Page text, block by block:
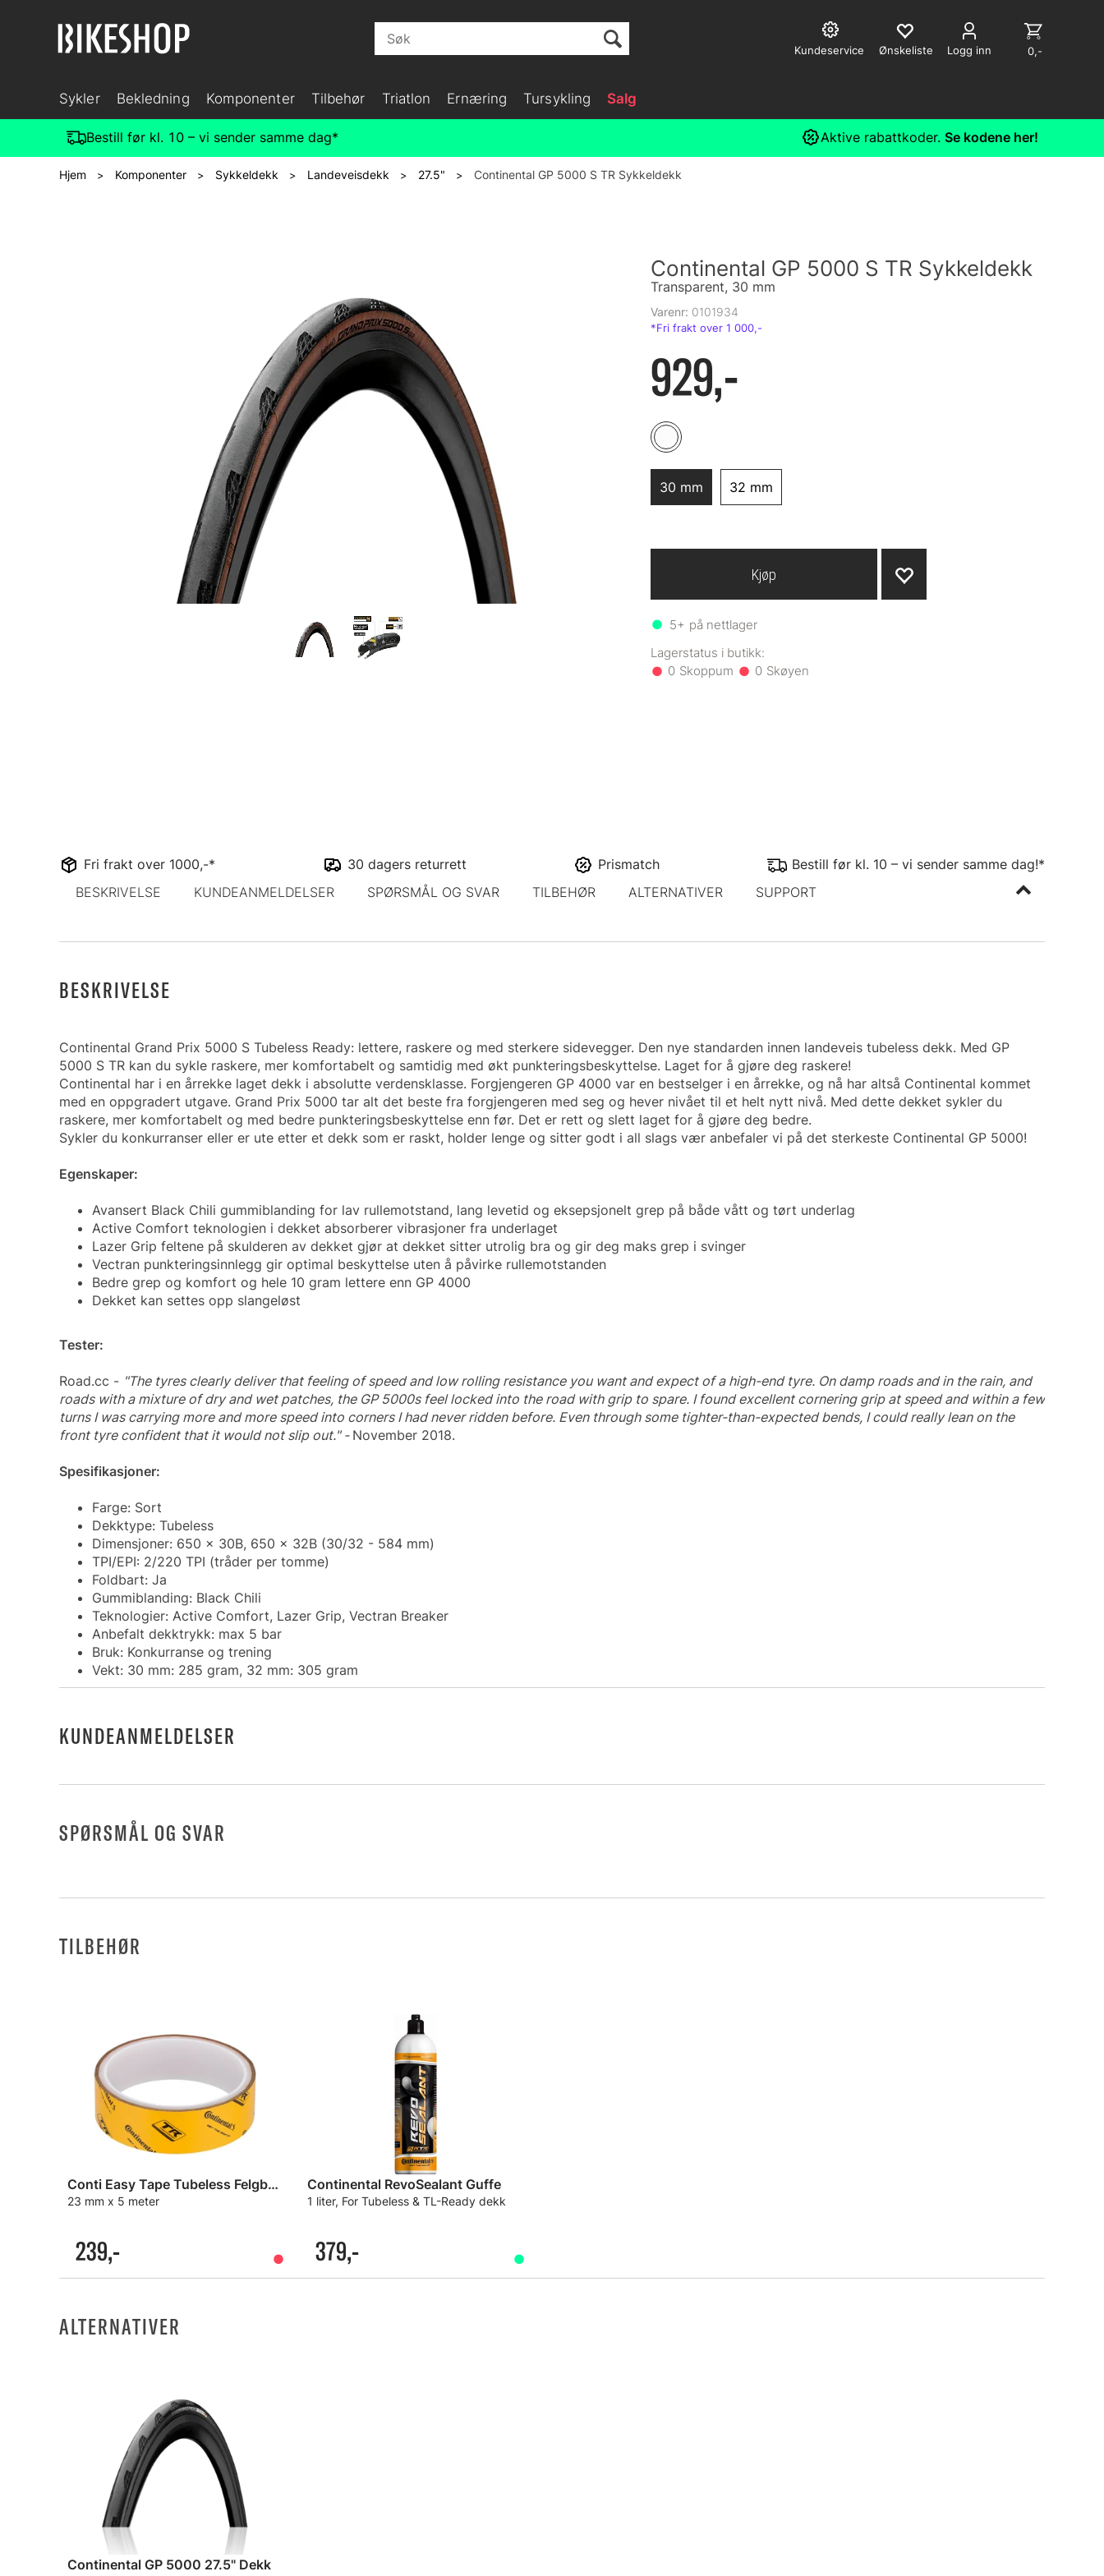
Logg inn
Kundeservice 0,-
Sykler Bekledning Komponenter Tilbehør Triatlon Ernæring Tursykling Salg
Bestill før kl. 10 – vi sender samme dag* Aktive rabattkoder. Se kodene her!
Hjem > Komponenter > Sykkeldekk > Landeveisdekk > 27.5" > Continental GP 5000 S TR Sykkeldekk
Continental GP 5000 S TR Sykkeldekk
Transparent, 30 mm
Varenr: 0101934
929,-
30 mm 32 mm
5+ på nettlager
0 0
Kjøp
Fri frakt over 1000,-* 30 dagers returrett Prismatch
Bestill før kl. 10 – vi sender samme dag!*
BESKRIVELSE
KUNDEANMELDELSER SPØRSMÅL OG SVAR TILBEHØR ALTERNATIVER SUPPORT
BESKRIVELSE
Continental Grand Prix 5000 S Tubeless Ready: lettere, raskere og med sterkere sidevegger. Den nye standarden innen landeveis tubeless dekk. Med GP
5000 S TR kan du sykle raskere, mer komfortabelt og samtidig med økt punkteringsbeskyttelse. Laget for å gjøre deg raskere!
Continental har i en årrekke laget dekk i absolutte verdensklasse. Forgjengeren GP 4000 var en bestselger i en årrekke, og nå har altså Continental kommet
med en oppgradert utgave. Grand Prix 5000 tar alt det beste fra forgjengeren med seg og hever nivået til et helt nytt nivå. Med dette dekket sykler du
raskere, mer komfortabelt og med bedre punkteringsbeskyttelse enn før. Det er rett og slett laget for å gjøre deg bedre.
Sykler du konkurranser eller er ute etter et dekk som er raskt, holder lenge og sitter godt i all slags vær anbefaler vi på det sterkeste Continental GP 5000!
Egenskaper:
Avansert Black Chili gummiblanding for lav rullemotstand, lang levetid og eksepsjonelt grep på både vått og tørt underlag
Active Comfort teknologien i dekket absorberer vibrasjoner fra underlaget
Lazer Grip feltene på skulderen av dekket gjør at dekket sitter utrolig bra og gir deg maks grep i svinger
Vectran punkteringsinnlegg gir optimal beskyttelse uten å påvirke rullemotstanden
Bedre grep og komfort og hele 10 gram lettere enn GP 4000
Dekket kan settes opp slangeløst
Tester:
Road.cc - "The tyres clearly deliver that feeling of speed and low rolling resistance you want and expect of a high-end tyre. On damp roads and in the rain, and
roads with a mixture of dry and wet patches, the GP 5000s feel locked into the road with grip to spare. I found excellent cornering grip at speed and within a few
turns I was carrying more and more speed into corners I had never ridden before. Even through some tighter-than-expected bends, I could really lean on the
front tyre confident that it would not slip out." - November 2018.
Spesifikasjoner:
Farge: Sort
Dekktype: Tubeless
Dimensjoner: 650 x 30B, 650 x 32B (30/32 - 584 mm)
TPI/EPI: 2/220 TPI (tråder per tomme)
Foldbart: Ja
Gummiblanding: Black Chili
Teknologier: Active Comfort, Lazer Grip, Vectran Breaker
Anbefalt dekktrykk: max 5 bar
Bruk: Konkurranse og trening
Vekt: 30 mm: 285 gram, 32 mm: 305 gram
KUNDEANMELDELSER
SPØRSMÅL OG SVAR
TILBEHØR
Conti Easy Tape Tubeless Felgbånd
23 mm x 5 meter
239,-
Continental RevoSealant Guffe
1 liter, For Tubeless & TL-Ready dekk
379,-
ALTERNATIVER
Continental GP 5000 27.5" Dekk